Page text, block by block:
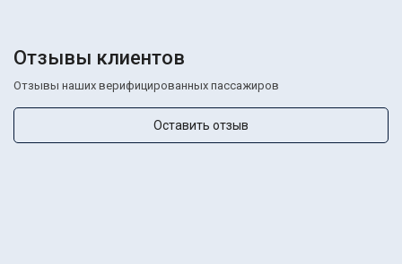
Отзывы клиентов
Отзывы наших верифицированных пассажиров
Оставить отзыв